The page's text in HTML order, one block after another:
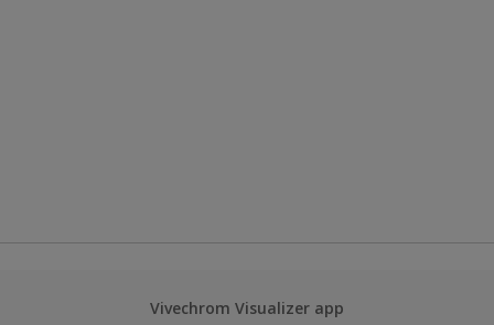
Vivechrom Visualizer app